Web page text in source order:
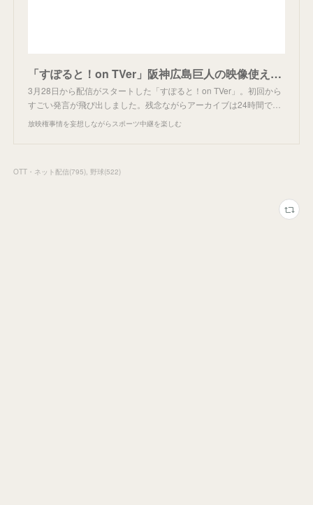
「すぽると！on TVer」阪神広島巨人の映像使えず。
3月28日から配信がスタートした「すぽると！on TVer」。初回から
すごい発言が飛び出しました。残念ながらアーカイブは24時間で…
放映権事情を妄想しながらスポーツ中継を楽しむ
OTT・ネット配信(795) 野球(522)